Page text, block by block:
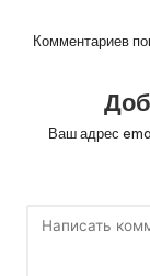
Комментариев
Ваш адрес